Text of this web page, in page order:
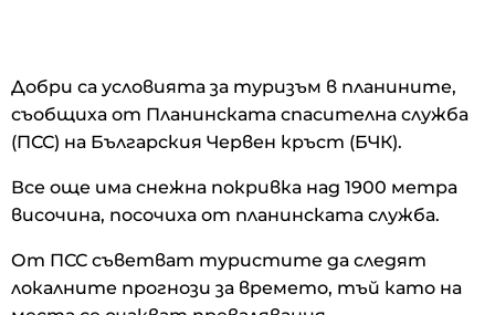
Добри са условията за туризъм в планините,
съобщиха от Планинската спасителна служба
(ПСС) на Българския Червен кръст (БЧК).
Все още има снежна покривка над 1900 метра
височина, посочиха от планинската служба.
От ПСС съветват туристите да следят
локалните прогнози за времето, тъй като на